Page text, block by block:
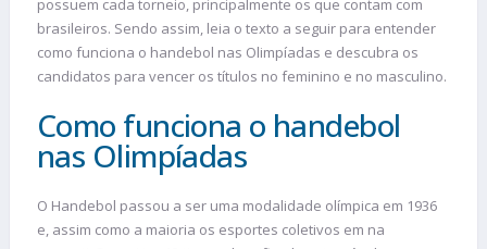
possuem cada torneio, principalmente os que contam com
brasileiros. Sendo assim, leia o texto a seguir para entender
como funciona o handebol nas Olimpíadas e descubra os
candidatos para vencer os títulos no feminino e no masculino.
Como funciona o handebol
nas Olimpíadas
O Handebol passou a ser uma modalidade olímpica em 1936
e, assim como a maioria os esportes coletivos em na